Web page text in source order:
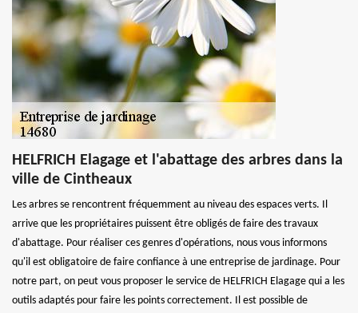
HELFRICH Elagage et l'abattage des arbres dans la
ville de Cintheaux
Les arbres se rencontrent fréquemment au niveau des espaces verts. Il
arrive que les propriétaires puissent être obligés de faire des travaux
d'abattage. Pour réaliser ces genres d'opérations, nous vous informons
qu'il est obligatoire de faire confiance à une entreprise de jardinage. Pour
notre part, on peut vous proposer le service de HELFRICH Elagage qui a les
outils adaptés pour faire les points correctement. Il est possible de